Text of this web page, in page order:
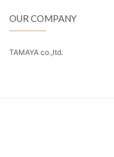
OUR COMPANY
TAMAYA co.,ltd.